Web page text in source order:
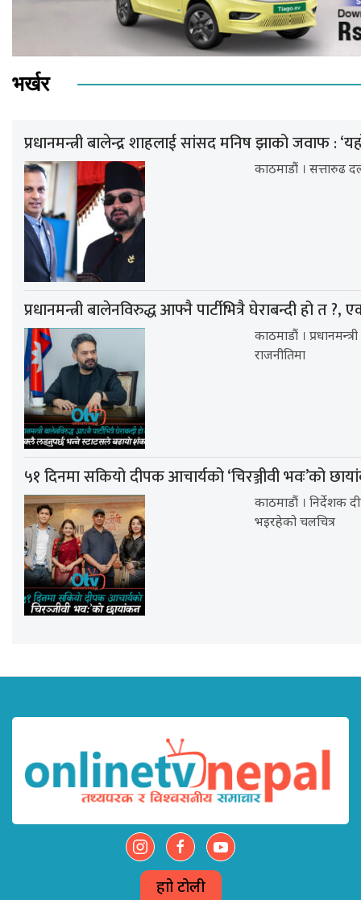
भर्खर
प्रधानमन्त्री बालेन्द्र शाहलाई सांसद मनिष झाको जवाफ :
काठमाडौं । सत्तारुढ दल
प्रधानमन्त्री बालेनविरुद्ध आफ्नै पार्टीभित्रै घेराबन्दी हो त
काठमाडौं ।
राजनीतिमा
५१ दिनमा सकियो दीपक आचार्यको ‘चिरञ्जीवी भवः’को
काठमाडौं । निर्देशक
भइरहेको चलचित्र
हाम्रो टोली